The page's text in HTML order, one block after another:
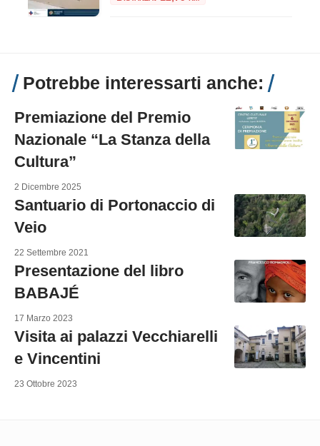
Potrebbe interessarti anche:
Premiazione del Premio
Nazionale “La Stanza della
Cultura”
2 Dicembre 2025
Santuario di Portonaccio di
Veio
22 Settembre 2021
Presentazione del libro
BABAJÉ
17 Marzo 2023
Visita ai palazzi Vecchiarelli
e Vincentini
23 Ottobre 2023